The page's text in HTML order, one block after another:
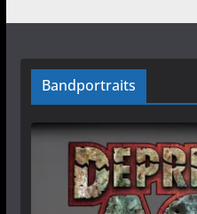
Bandportraits